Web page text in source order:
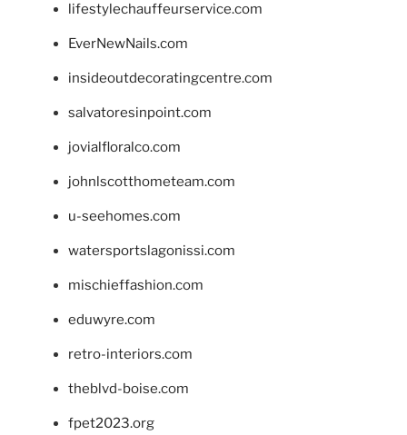
lifestylechauffeurservice.com
EverNewNails.com
insideoutdecoratingcentre.com
salvatoresinpoint.com
jovialfloralco.com
johnlscotthometeam.com
u-seehomes.com
watersportslagonissi.com
mischieffashion.com
eduwyre.com
retro-interiors.com
theblvd-boise.com
fpet2023.org